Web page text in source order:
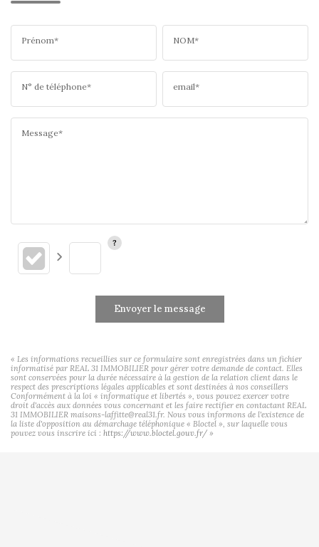
Prénom* NOM*
N° de téléphone* email*
Message*
Envoyer le message
« Les informations recueillies sur ce formulaire sont enregistrées dans un fichier
informatisé par REAL 31 IMMOBILIER pour gérer votre demande de contact. Elles
sont conservées pour la durée nécessaire à la gestion de la relation client dans le
respect des prescriptions légales applicables et sont destinées à nos conseillers
Conformément à la loi « informatique et libertés », vous pouvez exercer votre
droit d'accès aux données vous concernant et les faire rectifier en contactant REAL
31 IMMOBILIER maisons-laffitte@real31.fr. Nous vous informons de l'existence de
la liste d'opposition au démarchage téléphonique « Bloctel », sur laquelle vous
pouvez vous inscrire ici : https://www.bloctel.gouv.fr/ »